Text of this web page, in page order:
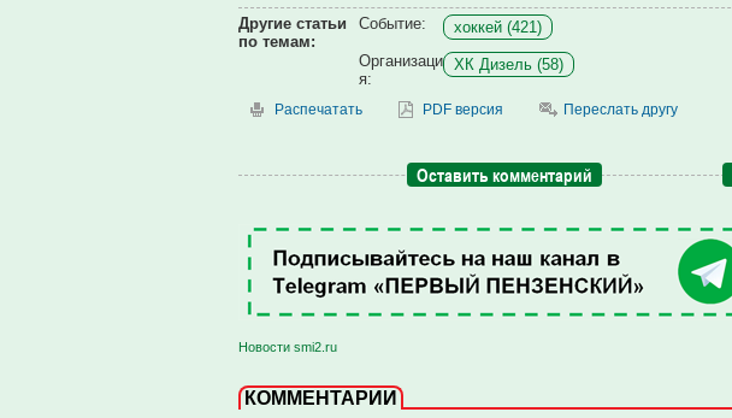
Другие статьи
по темам:
Событие:
хоккей (421)
Организаци
я:
ХК Дизель (58)
Распечатать PDF версия Переслать другу
Оставить комментарий
Новости smi2.ru
КОММЕНТАРИИ